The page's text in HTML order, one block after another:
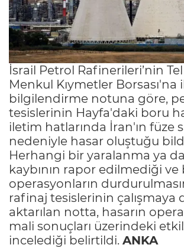
İsrail Petrol Rafinerileri’nin
Menkul Kıymetler Borsası'na
bilgilendirme notuna göre,
tesislerinin Hayfa'daki boru
iletim hatlarında İran'ın füze
nedeniyle hasar oluştuğu
Herhangi bir yaralanma ya
kaybının rapor edilmediği ve
operasyonların
rafinaj tesislerinin çalışmaya
aktarılan notta, hasarın
mali sonuçları üzerindeki
incelediği belirtildi. ANKA